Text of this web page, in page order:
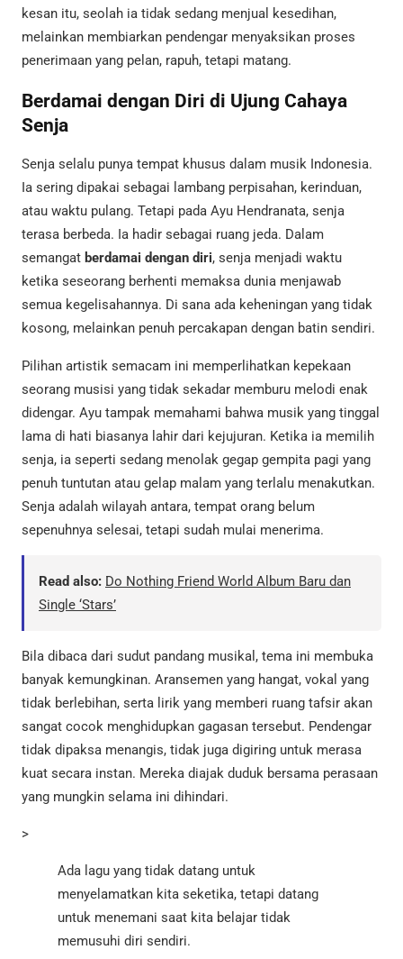
kesan itu, seolah ia tidak sedang menjual kesedihan,
melainkan membiarkan pendengar menyaksikan proses
penerimaan yang pelan, rapuh, tetapi matang.
Berdamai dengan Diri di Ujung Cahaya
Senja
Senja selalu punya tempat khusus dalam musik Indonesia.
Ia sering dipakai sebagai lambang perpisahan, kerinduan,
atau waktu pulang. Tetapi pada Ayu Hendranata, senja
terasa berbeda. Ia hadir sebagai ruang jeda. Dalam
semangat berdamai dengan diri, senja menjadi waktu
ketika seseorang berhenti memaksa dunia menjawab
semua kegelisahannya. Di sana ada keheningan yang tidak
kosong, melainkan penuh percakapan dengan batin sendiri.
Pilihan artistik semacam ini memperlihatkan kepekaan
seorang musisi yang tidak sekadar memburu melodi enak
didengar. Ayu tampak memahami bahwa musik yang tinggal
lama di hati biasanya lahir dari kejujuran. Ketika ia memilih
senja, ia seperti sedang menolak gegap gempita pagi yang
penuh tuntutan atau gelap malam yang terlalu menakutkan.
Senja adalah wilayah antara, tempat orang belum
sepenuhnya selesai, tetapi sudah mulai menerima.
Read also: Do Nothing Friend World Album Baru dan
Single ‘Stars’
Bila dibaca dari sudut pandang musikal, tema ini membuka
banyak kemungkinan. Aransemen yang hangat, vokal yang
tidak berlebihan, serta lirik yang memberi ruang tafsir akan
sangat cocok menghidupkan gagasan tersebut. Pendengar
tidak dipaksa menangis, tidak juga digiring untuk merasa
kuat secara instan. Mereka diajak duduk bersama perasaan
yang mungkin selama ini dihindari.
>
Ada lagu yang tidak datang untuk
menyelamatkan kita seketika, tetapi datang
untuk menemani saat kita belajar tidak
memusuhi diri sendiri.